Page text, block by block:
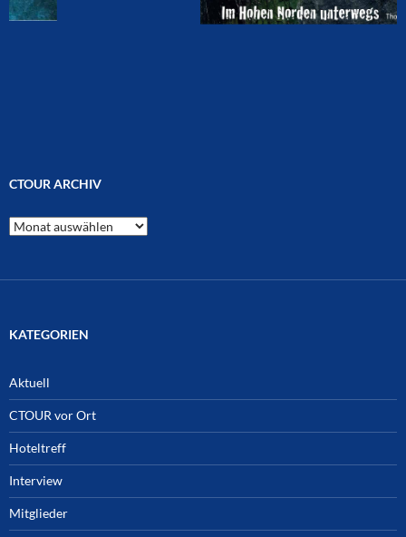
CTOUR ARCHIV
CTOUR
Archiv
KATEGORIEN
Aktuell
CTOUR vor Ort
Hoteltreff
Interview
Mitglieder